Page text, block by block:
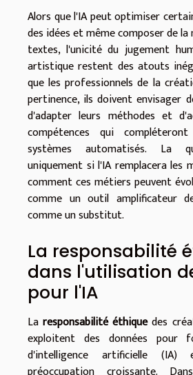
Alors que l'IA peut optimiser
des idées et même composer de
textes, l'unicité du jugement
artistique restent des atouts
que les professionnels de la
pertinence, ils doivent envisager
d'adapter leurs méthodes et
compétences qui
systèmes automatisés. La
uniquement si l'IA remplacera les
comment ces métiers peuvent
comme un outil amplificateur
comme un substitut.
La responsabilité
dans l'utilisation
pour l'IA
Laresponsabilité éthiquedes
exploitent des données pour
d'intelligence artificielle